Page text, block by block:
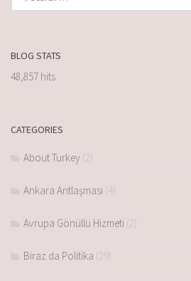
BLOG STATS
48,857 hits
CATEGORIES
About Turkey (2)
Ankara Antlaşması (4)
Avrupa Gönüllü Hizmeti (2)
Biraz da Politika (29)